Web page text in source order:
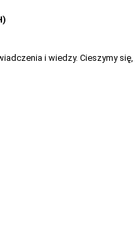
i wiedzy. Cieszymy się,